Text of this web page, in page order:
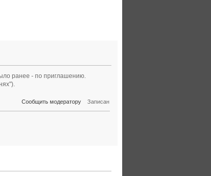
ранее - по приглашению.
Сообщить модератору Записан